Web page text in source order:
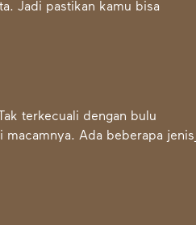
Jadi pastikan kamu bisa
terkecuali dengan bulu
Ada beberapa jenis_